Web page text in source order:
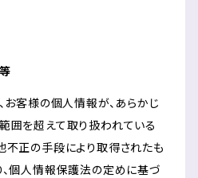
お客様の個人情報が、あらかじ
囲を超えて取り扱われている
不正の手段により取得されたも
、個人情報保護法の定めに基づ